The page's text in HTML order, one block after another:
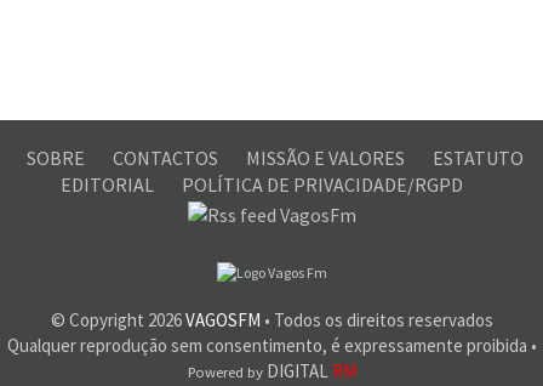
SOBRE CONTACTOS MISSÃO E VALORES
ESTATUTO
EDITORIAL
POLÍTICA DE PRIVACIDADE/RGPD
© Copyright 2026VAGOSFM • Todos os direitos reservados
Qualquer reprodução sem consentimento, é expressamente proibida •
Powered byDIGITAL RM